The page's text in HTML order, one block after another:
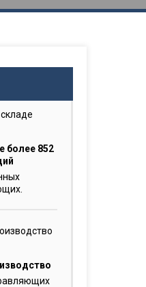
более 852